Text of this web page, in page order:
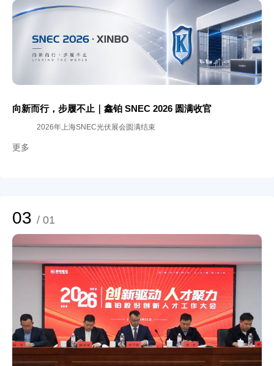
向新而行，步履不止｜鑫铂 SNEC 2026 圆满收官
2026年上海SNEC光伏展会圆满结束
更多
03 / 01